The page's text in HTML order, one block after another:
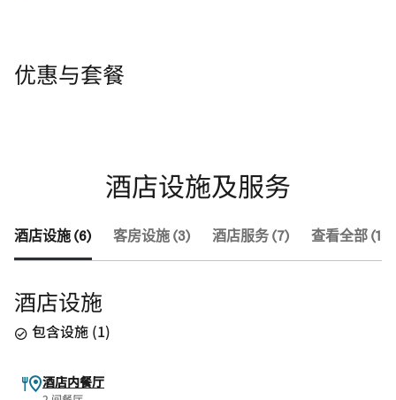
优惠与套餐
酒店设施及服务
酒店设施 (6) 客房设施 (3) 酒店服务 (7) 查看全部 (16)
酒店设施
包含设施 (1)
酒店内餐厅